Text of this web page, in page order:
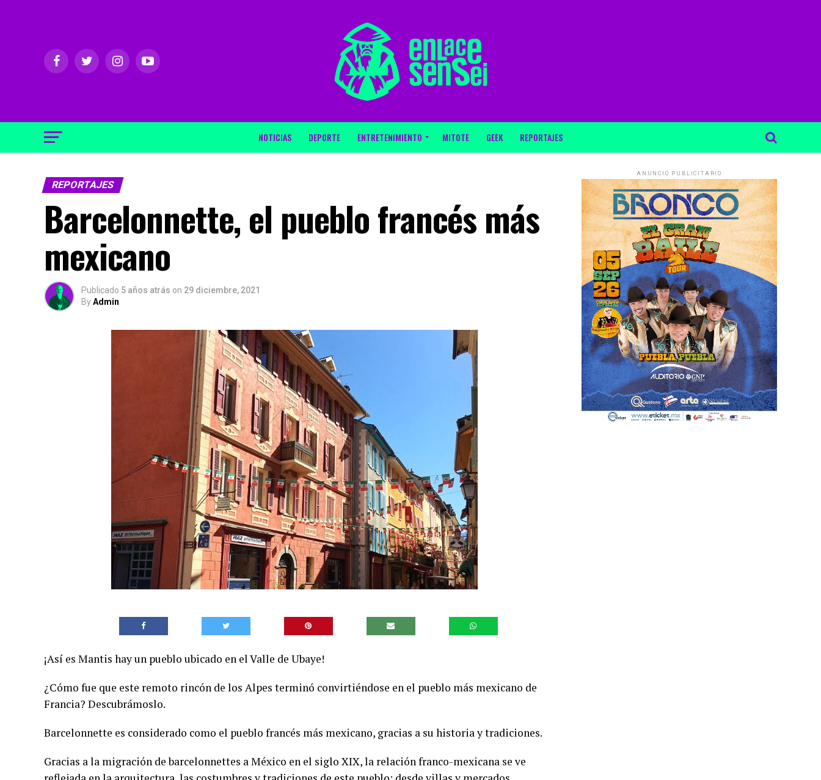
NOTICIAS DEPORTE ENTRETENIMIENTO MITOTE GEEK REPORTAJES
REPORTAJES
Barcelonnette, el pueblo francés más
mexicano
Publicado 5 años atrás on 29 diciembre, 2021
ByAdmin
¡Así es Mantis hay un pueblo ubicado en el Valle de Ubaye!
¿Cómo fue que este remoto rincón de los Alpes terminó convirtiéndose en el pueblo más mexicano de
Francia? Descubrámoslo.
Barcelonnette es considerado como el pueblo francés más mexicano, gracias a su historia y tradiciones.
Gracias a la migración de barcelonnettes a México en el siglo XIX, la relación franco-mexicana se ve
ANUNCIO PUBLICITARIO